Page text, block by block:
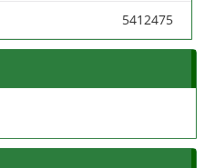
5412475